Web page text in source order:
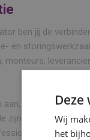
ben jij de
en
monteurs,
aan, plant
zijn. Dankzij jouw
geholpen.
Wij
het